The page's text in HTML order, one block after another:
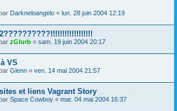
Darkneloangelo « lun. 28 juin 2004 12:19
zGlurb « sam. 19 juin 2004 20:17
VS
Glenn « ven. 14 mai 2004 21:57
et liens Vagrant Story
Space Cowboy « mar. 04 mai 2004 16:37